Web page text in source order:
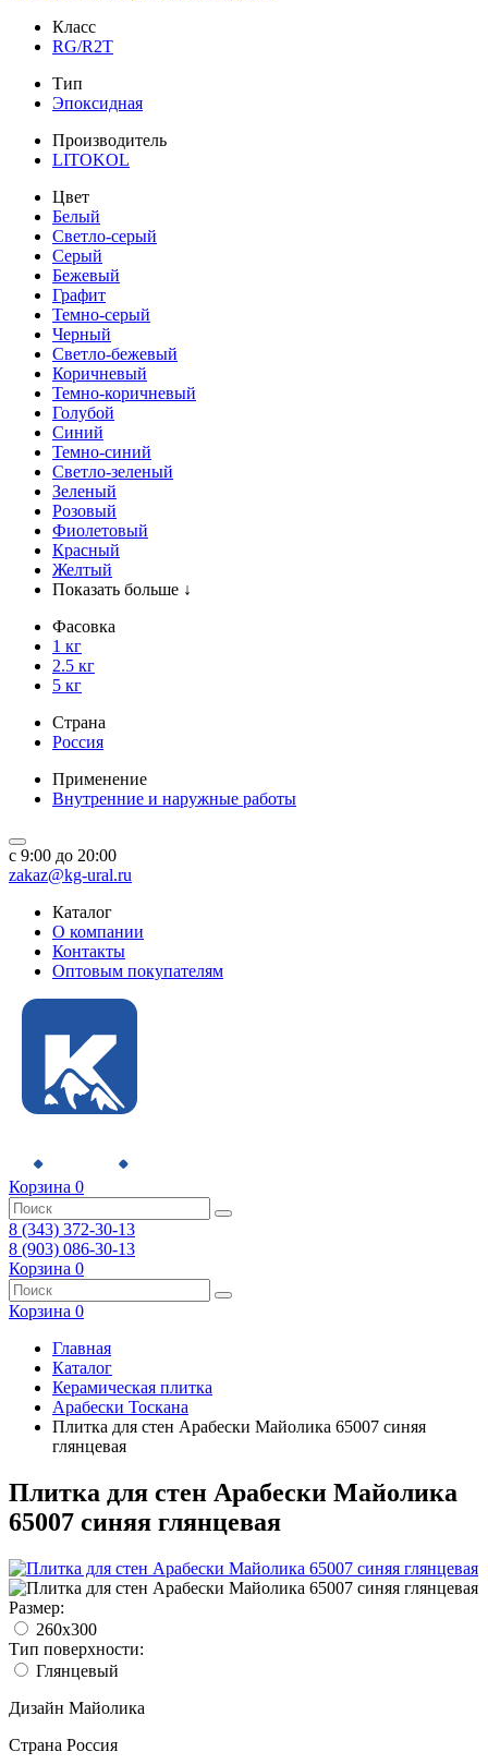
Класс
RG/R2T
Тип
Эпоксидная
Производитель
LITOKOL
Цвет
Белый
Светло-серый
Серый
Бежевый
Графит
Темно-серый
Черный
Светло-бежевый
Коричневый
Темно-коричневый
Голубой
Синий
Темно-синий
Светло-зеленый
Зеленый
Розовый
Фиолетовый
Красный
Желтый
Показать больше ↓
Фасовка
1 кг
2.5 кг
5 кг
Страна
Россия
Применение
Внутренние и наружные работы
c 9:00 до 20:00
zakaz@kg-ural.ru
Каталог
О компании
Контакты
Оптовым покупателям
Корзина 0
8 (343) 372-30-13
8 (903) 086-30-13
Корзина 0
Корзина 0
Главная
Каталог
Керамическая плитка
Арабески Тоскана
Плитка для стен Арабески Майолика 65007 синяя
глянцевая
Плитка для стен Арабески Майолика
65007 синяя глянцевая
Размер:
260x300
Тип поверхности:
Глянцевый
Дизайн Майолика
Страна Россия